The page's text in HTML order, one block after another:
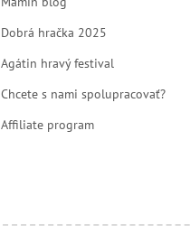
Dobrá hračka 2025
Agátin hravý festival
Chcete s nami spolupracovať?
Affiliate program